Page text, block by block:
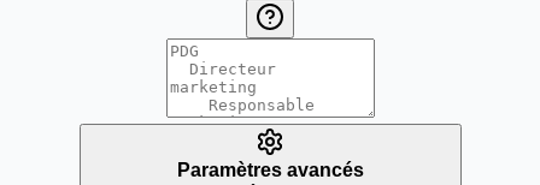
Paramètres avancés